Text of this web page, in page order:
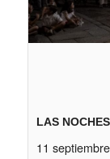
LAS
11